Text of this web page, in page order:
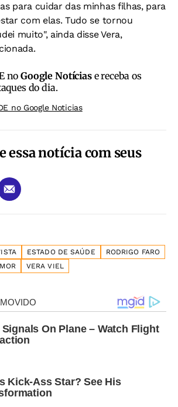
para cuidar das minhas filhas, para
com elas. Tudo se tornou
muito", ainda disse Vera,
noGoogle Notíciase receba os
do dia.
no Google Noticias
essa notícia com seus
ESTADO DE SAÚDE
RODRIGO FARO
VERA VIEL